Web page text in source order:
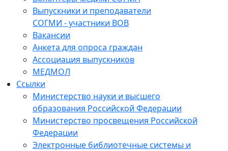
Выпускники и преподаватели
СОГМИ - участники ВОВ
Вакансии
Анкета для опроса граждан
Ассоциация выпускников
МЕДМОЛ
Ссылки
Министерство науки и высшего
образования Российской Федерации
Министерство просвещения Российской
Федерации
Электронные библиотечные системы и